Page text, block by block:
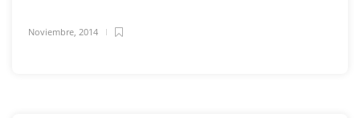
Noviembre, 2014